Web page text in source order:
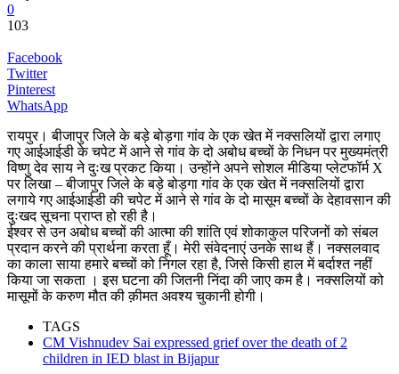
0
103
Facebook
Twitter
Pinterest
WhatsApp
रायपुर। बीजापुर जिले के बड़े बोड़गा गांव के एक खेत में नक्सलियों द्वारा लगाए
गए आईआईडी के चपेट में आने से गांव के दो अबोध बच्चों के निधन पर मुख्यमंत्री
विष्णु देव साय ने दुःख प्रकट किया। उन्होंने अपने सोशल मीडिया प्लेटफॉर्म X
पर लिखा – बीजापुर जिले के बड़े बोड़गा गांव के एक खेत में नक्सलियों द्वारा
लगाये गए आईआईडी की चपेट में आने से गांव के दो मासूम बच्चों के देहावसान की
दुःखद सूचना प्राप्त हो रही है।
ईश्वर से उन अबोध बच्चों की आत्मा की शांति एवं शोकाकुल परिजनों को संबल
प्रदान करने की प्रार्थना करता हूँ। मेरी संवेदनाएं उनके साथ हैं। नक्सलवाद
का काला साया हमारे बच्चों को निगल रहा है, जिसे किसी हाल में बर्दाश्त नहीं
किया जा सकता । इस घटना की जितनी निंदा की जाए कम है। नक्सलियों को
मासूमों के करुण मौत की क़ीमत अवश्य चुकानी होगी।
TAGS
CM Vishnudev Sai expressed grief over the death of 2
children in IED blast in Bijapur